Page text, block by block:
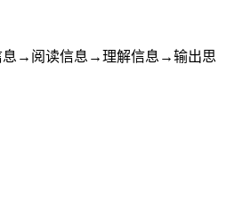
息→阅读信息→理解信息→输出思